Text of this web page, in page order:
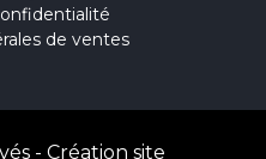
de ventes
- Création site